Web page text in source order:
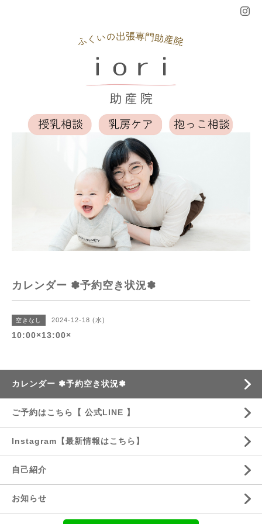
カレンダー ✽予約空き状況✽
空きなし 2024-12-18 (水)
10:00×13:00×
カレンダー ✽予約空き状況✽
ご予約はこちら【 公式LINE 】
Instagram【最新情報はこちら】
自己紹介
お知らせ